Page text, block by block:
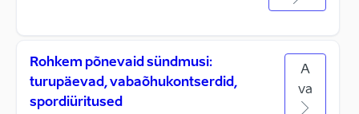
Rohkem põnevaid sündmusi:
turupäevad, vabaõhukontserdid,
spordiüritused
A
va